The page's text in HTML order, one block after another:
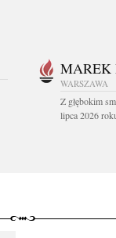
MAREK
WARSZAWA
Z głębokim
lipca 2026